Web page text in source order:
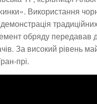
Використання
обряду
За високий рівень
прі.